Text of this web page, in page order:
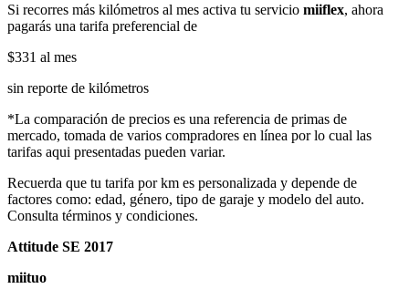
Si recorres más kilómetros al mes activa tu servicio miiflex, ahora
pagarás una tarifa preferencial de
$331 al mes
sin reporte de kilómetros
*La comparación de precios es una referencia de primas de
mercado, tomada de varios compradores en línea por lo cual las
tarifas aqui presentadas pueden variar.
Recuerda que tu tarifa por km es personalizada y depende de
factores como: edad, género, tipo de garaje y modelo del auto.
Consulta términos y condiciones.
Attitude SE 2017
miituo